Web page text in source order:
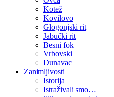
Kotež
Kovilovo
Glogonjski rit
Jabučki rit
Besni fok
Vrbovski
Dunavac
Zanimljivosti
Istorija
Istraživali smo…